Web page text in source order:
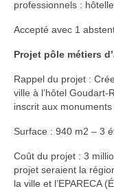
professionnels :
Accepté avec 1
Projet pôle métiers
Rappel du projet :
ville à l’hôtel Goudart-
inscrit aux
Surface : 940 m2 – 3
Coût du projet : 3
projet seraient la
la ville et l’EPARECA